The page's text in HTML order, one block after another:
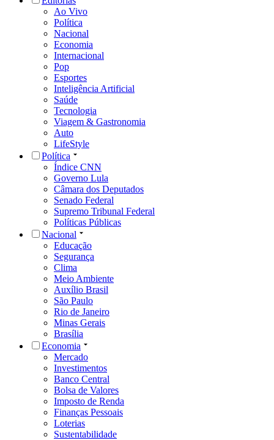
Ao Vivo
Política
Nacional
Economia
Internacional
Pop
Esportes
Inteligência Artificial
Saúde
Tecnologia
Viagem & Gastronomia
Auto
LifeStyle
Política
Índice CNN
Governo Lula
Câmara dos Deputados
Senado Federal
Supremo Tribunal Federal
Políticas Públicas
Nacional
Educação
Segurança
Clima
Meio Ambiente
Auxílio Brasil
São Paulo
Rio de Janeiro
Minas Gerais
Brasília
Economia
Mercado
Investimentos
Banco Central
Bolsa de Valores
Imposto de Renda
Finanças Pessoais
Loterias
Sustentabilidade